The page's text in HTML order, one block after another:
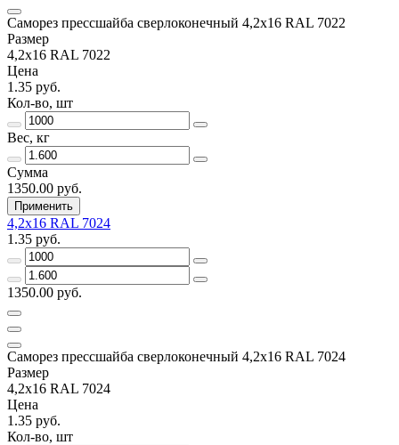
Саморез прессшайба сверлоконечный 4,2х16 RAL 7022
Размер
4,2х16 RAL 7022
Цена
1.35 руб.
Кол-во, шт
Вес, кг
Сумма
1350.00 руб.
Применить
4,2х16 RAL 7024
1.35 руб.
1350.00 руб.
Саморез прессшайба сверлоконечный 4,2х16 RAL 7024
Размер
4,2х16 RAL 7024
Цена
1.35 руб.
Кол-во, шт